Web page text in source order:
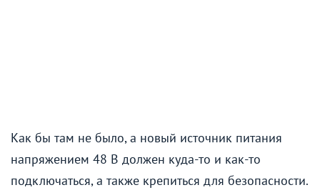
Как бы там не было, а новый источник питания
напряжением 48 В должен куда-то и как-то
подключаться, а также крепиться для безопасности.